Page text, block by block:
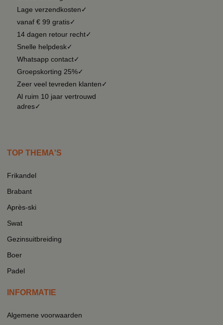
Lage verzendkosten✓
vanaf € 99 gratis✓
14 dagen retour recht✓
Snelle helpdesk✓
Whatsapp contact✓
Groepskorting 25%✓
Zeer veel tevreden klanten✓
Al ruim 10 jaar vertrouwd
adres✓
TOP THEMA'S
Frikandel
Brabant
Après-ski
Swat
Gezinsuitbreiding
Boer
Padel
INFORMATIE
Algemene voorwaarden